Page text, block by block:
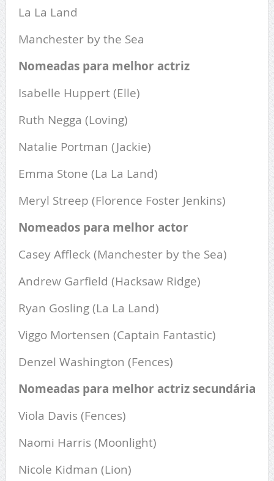
La La Land
Manchester by the Sea
Nomeadas para melhor actriz
Isabelle Huppert (Elle)
Ruth Negga (Loving)
Natalie Portman (Jackie)
Emma Stone (La La Land)
Meryl Streep (Florence Foster Jenkins)
Nomeados para melhor actor
Casey Affleck (Manchester by the Sea)
Andrew Garfield (Hacksaw Ridge)
Ryan Gosling (La La Land)
Viggo Mortensen (Captain Fantastic)
Denzel Washington (Fences)
Nomeadas para melhor actriz secundária
Viola Davis (Fences)
Naomi Harris (Moonlight)
Nicole Kidman (Lion)